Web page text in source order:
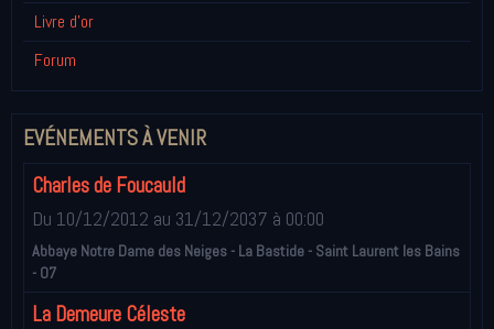
Livre d'or
Forum
EVÉNEMENTS À VENIR
Charles de Foucauld
Du 10/12/2012 au 31/12/2037 à 00:00
Abbaye Notre Dame des Neiges - La Bastide - Saint Laurent les Bains
- 07
La Demeure Céleste